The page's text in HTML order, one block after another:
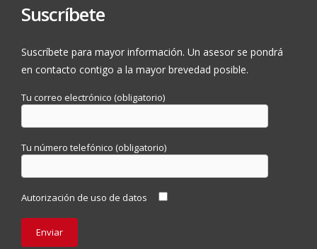
Suscríbete
Suscríbete para mayor información. Un asesor se pondrá
en contacto contigo a la mayor brevedad posible.
Tu correo electrónico (obligatorio)
Tu número telefónico (obligatorio)
Autorización de uso de datos